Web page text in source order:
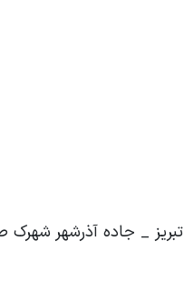
تبریز _ جاده آذرشهر شهرک صنعتی شهید سلیمی_۲۵